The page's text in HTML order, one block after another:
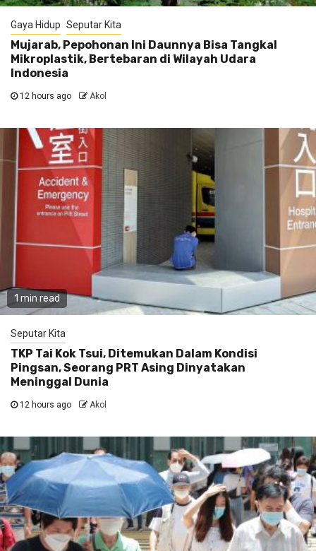
Gaya Hidup Seputar Kita
Mujarab, Pepohonan Ini Daunnya Bisa Tangkal
Mikroplastik, Bertebaran di Wilayah Udara
Indonesia
12 hours ago Akol
1 min read
Seputar Kita
TKP Tai Kok Tsui, Ditemukan Dalam Kondisi
Pingsan, Seorang PRT Asing Dinyatakan
Meninggal Dunia
12 hours ago Akol